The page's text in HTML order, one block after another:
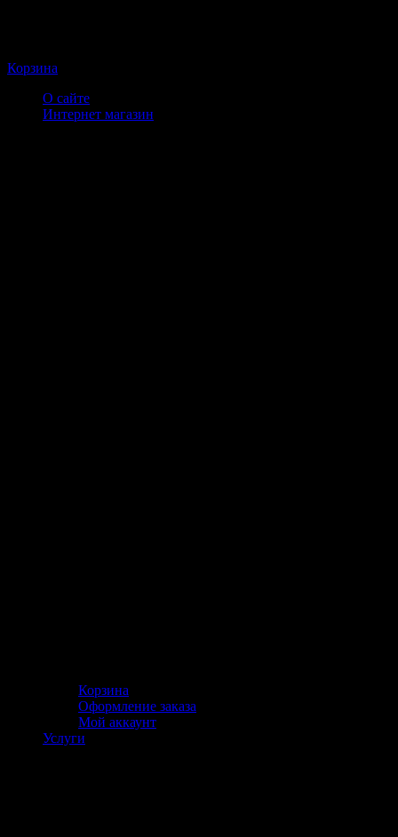
Корзина
О сайте
Интернет магазин
Корзина
Оформление заказа
Мой аккаунт
Услуги